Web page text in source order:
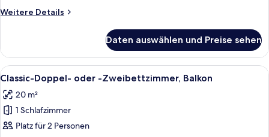
Weitere Details
Weitere
Suite,
Balkon
Daten auswählen und Preise sehen
Alle
Fotos
für
Classic-
Doppel-
Ein Hotelzimmer mit Bett,
14
Classic-Doppel- oder -Zweibettzimmer, Balkon
20 m²
1 Schlafzimmer
Platz für 2 Personen